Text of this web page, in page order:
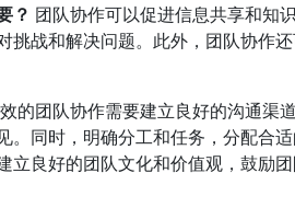
？ 团队协作可以促进信息共享和知
挑战和解决问题。此外，团队协作
的团队协作需要建立良好的沟通渠
。同时，明确分工和任务，分配合
立良好的团队文化和价值观，鼓励